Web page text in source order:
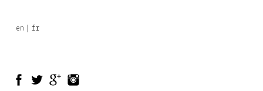
en fr